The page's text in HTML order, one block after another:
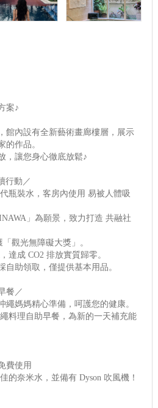
案♪
館內設有全新藝術畫廊樓層，展示
的作品。
，讓您身心徹底放鬆♪
行動／
瓶裝水，客房內使用 易被人體吸
」為願景，致力打造 共融社
觀光無障礙大獎」。
達成 CO2 排放實質歸零。
自助領取，僅提供基本用品。
餐／
繩媽媽精心準備，呵護您的健康。
料理自助早餐，為新的一天補充能
費使用
的奈米水，並備有 Dyson 吹風機！